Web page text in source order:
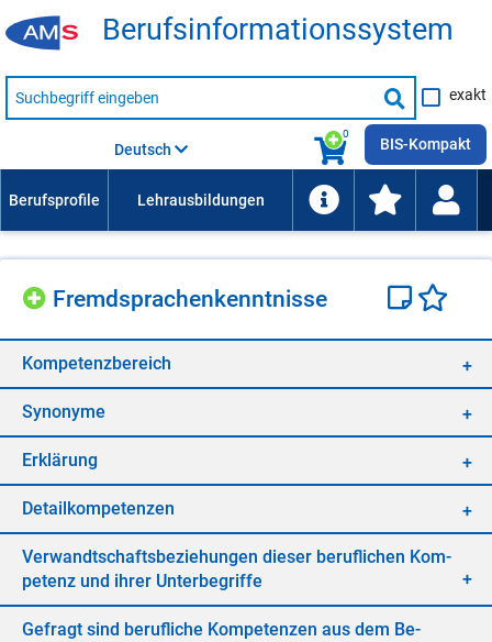
Be­rufs­in­for­ma­ti­ons­sys­tem
Suche
nach
Suche
starten
exakt
0
Deutsch BIS-Kompakt
Fremd­spra­chen­kennt­nis­se
Kom­pe­tenz­be­reich
Syn­ony­me
Er­klä­rung
De­tail­kom­pe­ten­zen
Ver­wandt­schafts­be­zie­hun­gen die­ser be­ruf­li­chen Kom­
pe­tenz und ih­rer Un­ter­be­grif­fe
Ge­fragt sind be­ruf­li­che Kom­pe­ten­zen aus dem Be­